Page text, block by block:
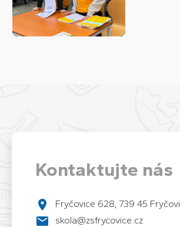
Kontaktujte nás
Fryčovice 628, 739 45
skola@zsfrycovice.cz